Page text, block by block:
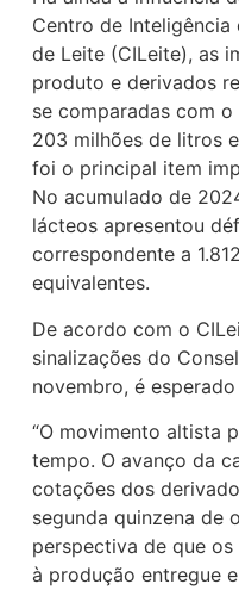
Centro de Inteligência
de Leite (CILeite), as
produto e derivados
se comparadas com
203 milhões de litros
foi o principal item
No acumulado de
lácteos apresentou
correspondente a
equivalentes.
De acordo com o
sinalizações do
novembro, é
“O movimento altista
tempo. O avanço da
cotações dos
segunda quinzena de
perspectiva de que
à produção entregue